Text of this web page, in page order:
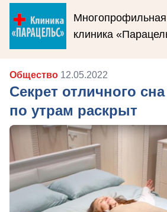
клиника
Общество 12.05.2022
Секрет отличного
по утрам раскрыт